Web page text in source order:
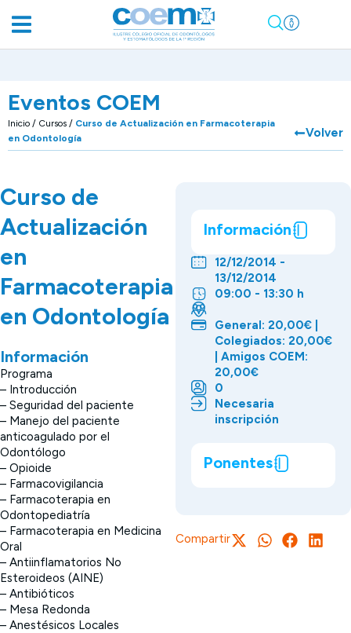
Eventos COEM
Inicio / Cursos / Curso de Actualización en Farmacoterapia
en Odontología
Volver
Curso de
Actualización
en
Farmacoterapia
en Odontología
Información
Programa
– Introducción
– Seguridad del paciente
– Manejo del paciente
anticoagulado por el
Odontólogo
– Opioide
– Farmacovigilancia
– Farmacoterapia en
Odontopediatría
– Farmacoterapia en Medicina
Oral
– Antiinflamatorios No
Esteroideos (AINE)
– Antibióticos
– Mesa Redonda
– Anestésicos Locales
Información
12/12/2014 -
13/12/2014
09:00 - 13:30 h
General: 20,00€ |
Colegiados: 20,00€
| Amigos COEM:
20,00€
0
Necesaria
inscripción
Ponentes
Compartir